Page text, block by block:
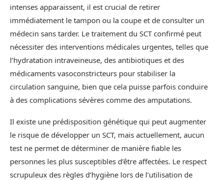
intenses apparaissent, il est crucial de retirer
immédiatement le tampon ou la coupe et de consulter un
médecin sans tarder. Le traitement du SCT confirmé peut
nécessiter des interventions médicales urgentes, telles que
l’hydratation intraveineuse, des antibiotiques et des
médicaments vasoconstricteurs pour stabiliser la
circulation sanguine, bien que cela puisse parfois conduire
à des complications sévères comme des amputations.
Il existe une prédisposition génétique qui peut augmenter
le risque de développer un SCT, mais actuellement, aucun
test ne permet de déterminer de manière fiable les
personnes les plus susceptibles d’être affectées. Le respect
scrupuleux des règles d’hygiène lors de l’utilisation de